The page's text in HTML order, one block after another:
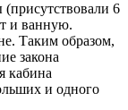
6
и ванную.
Таким образом,
закона
кабина
и одного